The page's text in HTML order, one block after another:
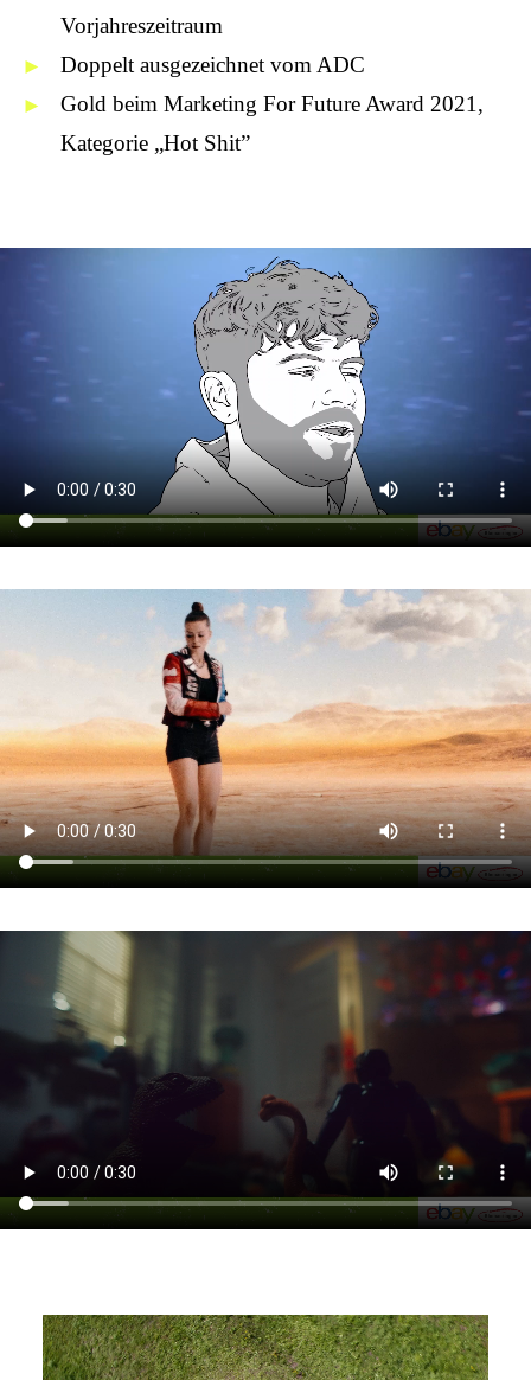
Vorjahreszeitraum
Doppelt ausgezeichnet vom ADC
Gold beim Marketing For Future Award 2021,
Kategorie „Hot Shit”